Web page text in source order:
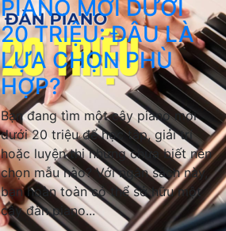
PIANO MỚI DƯỚI
20 TRIỆU: ĐÂU LÀ
LỰA CHỌN PHÙ
HỢP?
Bạn đang tìm một cây piano mới
dưới 20 triệu để học tập, giải trí
hoặc luyện thi nhưng chưa biết nên
chọn mẫu nào? Với ngân sách này,
bạn hoàn toàn có thể sở hữu một
cây đàn piano...